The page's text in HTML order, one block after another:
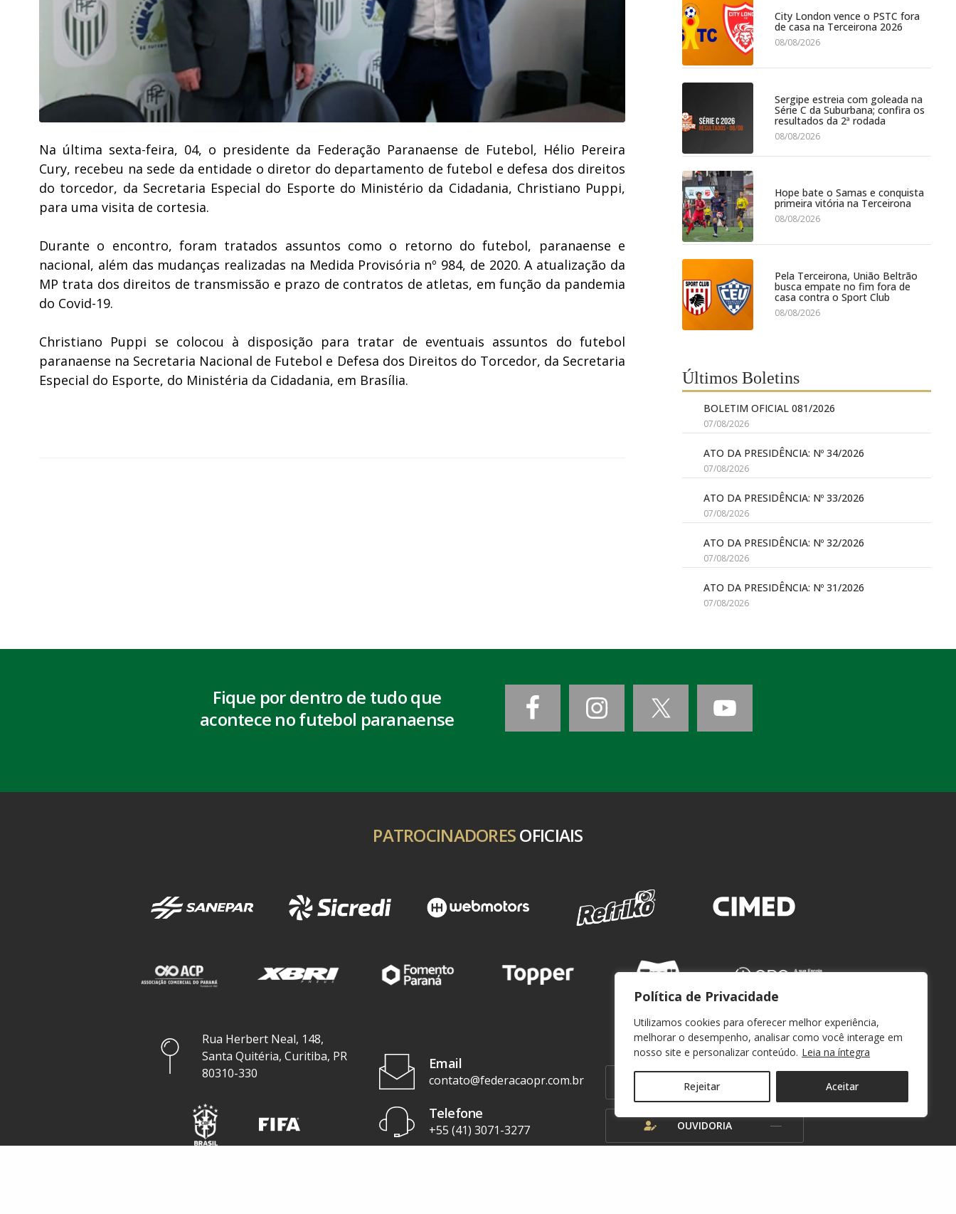
Política de Privacidade
Utilizamos cookies para oferecer melhor experiência,
melhorar o desempenho, analisar como você interage em
nosso site e personalizar conteúdo. Leia na íntegra
Rejeitar Aceitar
Na última sexta-feira, 04, o presidente da Federação Paranaense de Futebol, Hélio Pereira
Cury, recebeu na sede da entidade o diretor do departamento de futebol e defesa dos direitos
do torcedor, da Secretaria Especial do Esporte do Ministério da Cidadania, Christiano Puppi,
para uma visita de cortesia.
Durante o encontro, foram tratados assuntos como o retorno do futebol, paranaense e
nacional, além das mudanças realizadas na Medida Provisória nº 984, de 2020. A atualização da
MP trata dos direitos de transmissão e prazo de contratos de atletas, em função da pandemia
do Covid-19.
Christiano Puppi se colocou à disposição para tratar de eventuais assuntos do futebol
paranaense na Secretaria Nacional de Futebol e Defesa dos Direitos do Torcedor, da Secretaria
Especial do Esporte, do Ministéria da Cidadania, em Brasília.
City London vence o PSTC fora
de casa na Terceirona 2026
08/08/2026
Sergipe estreia com goleada na
Série C da Suburbana; confira os
resultados da 2ª rodada
08/08/2026
Hope bate o Samas e conquista
primeira vitória na Terceirona
08/08/2026
Pela Terceirona, União Beltrão
busca empate no fim fora de
casa contra o Sport Club
08/08/2026
Últimos Boletins
BOLETIM OFICIAL 081/2026
07/08/2026
ATO DA PRESIDÊNCIA: Nº 34/2026
07/08/2026
ATO DA PRESIDÊNCIA: Nº 33/2026
07/08/2026
ATO DA PRESIDÊNCIA: Nº 32/2026
07/08/2026
ATO DA PRESIDÊNCIA: Nº 31/2026
07/08/2026
Fique por dentro de tudo que
acontece no futebol paranaense
PATROCINADORESOFICIAIS
Rua Herbert Neal, 148,
Santa Quitéria, Curitiba, PR
80310-330
Email
contato@federacaopr.com.br
Telefone
+55 (41) 3071-3277
WEBMAIL
OUVIDORIA